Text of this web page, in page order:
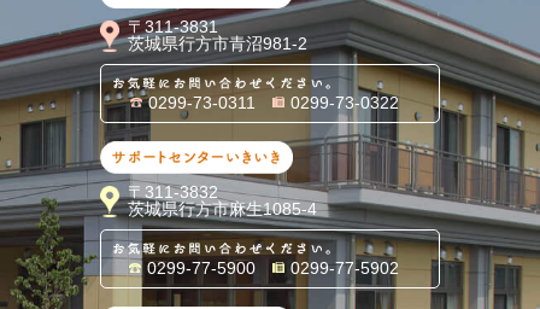
〒311-3831
茨城県行方市青沼981-2
お気軽にお問い合わせくだ
0299-73-0311 0299-73-0322
サポートセンターいきいき
〒311-3832
茨城県行方市麻生1085-4
お気軽にお問い合わせくだ
0299-77-5900 0299-77-5902